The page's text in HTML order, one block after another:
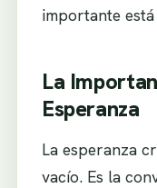
importante
La
Esperanza
La esperanza
vacío. Es la